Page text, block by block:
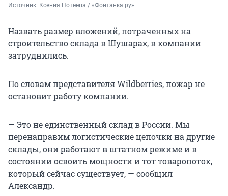
Источник: Ксения Потеева / «Фонтанка.ру»
Назвать размер вложений, потраченных на
строительство склада в Шушарах, в компании
затруднились.
По словам представителя Wildberries, пожар не
остановит работу компании.
— Это не единственный склад в России. Мы
перенаправим логистические цепочки на другие
склады, они работают в штатном режиме и в
состоянии освоить мощности и тот товаропоток,
который сейчас существует, — сообщил
Александр.